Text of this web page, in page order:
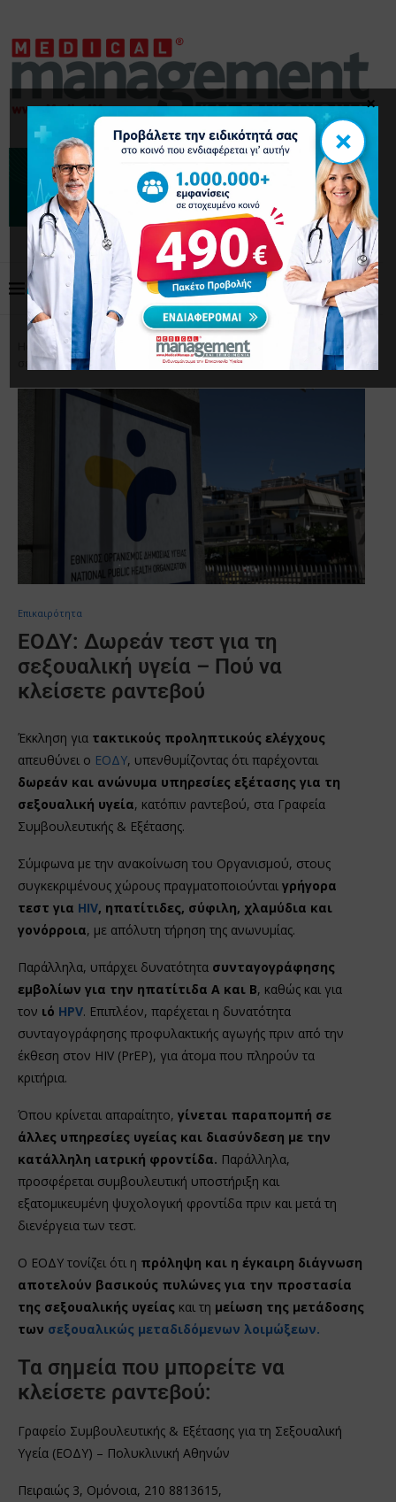
Home Επικαιρότητα
ΕΟΔΥ: Δωρεάν τεστ για τη
σεξουαλική υγεία – Πού να κλείσετε ραντεβού
Επικαιρότητα
ΕΟΔΥ: Δωρεάν τεστ για τη
σεξουαλική υγεία – Πού να
κλείσετε ραντεβού
Έκκληση για τακτικούς προληπτικούς ελέγχους
απευθύνει ο ΕΟΔΥ, υπενθυμίζοντας ότι παρέχονται
δωρεάν και ανώνυμα υπηρεσίες εξέτασης για τη
σεξουαλική υγεία, κατόπιν ραντεβού, στα Γραφεία
Συμβουλευτικής & Εξέτασης.
Σύμφωνα με την ανακοίνωση του Οργανισμού, στους
συγκεκριμένους χώρους πραγματοποιούνται γρήγορα
τεστ για HIV, ηπατίτιδες, σύφιλη, χλαμύδια και
γονόρροια, με απόλυτη τήρηση της ανωνυμίας.
Παράλληλα, υπάρχει δυνατότητα συνταγογράφησης
εμβολίων για την ηπατίτιδα Α και Β, καθώς και για
τον ιό HPV. Επιπλέον, παρέχεται η δυνατότητα
συνταγογράφησης προφυλακτικής αγωγής πριν από την
έκθεση στον HIV (PrEP), για άτομα που πληρούν τα
κριτήρια.
Όπου κρίνεται απαραίτητο, γίνεται παραπομπή σε
άλλες υπηρεσίες υγείας και διασύνδεση με την
κατάλληλη ιατρική φροντίδα. Παράλληλα,
προσφέρεται συμβουλευτική υποστήριξη και
εξατομικευμένη ψυχολογική φροντίδα πριν και μετά τη
διενέργεια των τεστ.
Ο ΕΟΔΥ τονίζει ότι η πρόληψη και η έγκαιρη διάγνωση
αποτελούν βασικούς πυλώνες για την προστασία
της σεξουαλικής υγείας και τη μείωση της μετάδοσης
των σεξουαλικώς μεταδιδόμενων λοιμώξεων.
Τα σημεία που μπορείτε να
κλείσετε ραντεβού:
Γραφείο Συμβουλευτικής & Εξέτασης για τη Σεξουαλική
Υγεία (ΕΟΔΥ) – Πολυκλινική Αθηνών
Πειραιώς 3, Ομόνοια, 210 8813615,
×
×